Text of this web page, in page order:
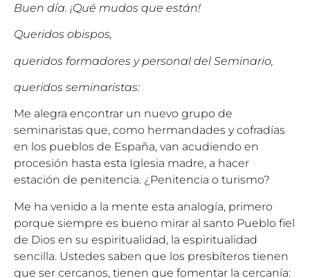
Buen día. ¡Qué mudos que están!
Queridos obispos,
queridos formadores y personal del Seminario,
queridos seminaristas:
Me alegra encontrar un nuevo grupo de
seminaristas que, como hermandades y cofradías
en los pueblos de España, van acudiendo en
procesión hasta esta Iglesia madre, a hacer
estación de penitencia. ¿Penitencia o turismo?
Me ha venido a la mente esta analogía, primero
porque siempre es bueno mirar al santo Pueblo fiel
de Dios en su espiritualidad, la espiritualidad
sencilla. Ustedes saben que los presbíteros tienen
que ser cercanos, tienen que fomentar la cercanía: